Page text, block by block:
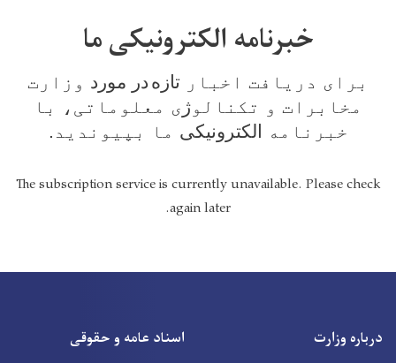
خبرنامه الکترونیکی ما
برای دریافت اخبار تازه در مورد وزارت
مخابرات و تکنالوژ ی معلوماتی، با
خبرنامه
الکترونیکی ما بپیوندید.
The subscription service is currently unavailable. Please check
again later.
درباره وزارت اسناد عامه و حقوقی